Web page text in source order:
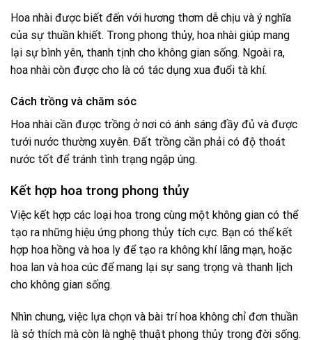
Hoa nhài được biết đến với hương thơm dễ chịu và ý nghĩa
của sự thuần khiết. Trong phong thủy, hoa nhài giúp mang
lại sự bình yên, thanh tịnh cho không gian sống. Ngoài ra,
hoa nhài còn được cho là có tác dụng xua đuổi tà khí.
Cách trồng và chăm sóc
Hoa nhài cần được trồng ở nơi có ánh sáng đầy đủ và được
tưới nước thường xuyên. Đất trồng cần phải có độ thoát
nước tốt để tránh tình trạng ngập úng.
Kết hợp hoa trong phong thủy
Việc kết hợp các loại hoa trong cùng một không gian có thể
tạo ra những hiệu ứng phong thủy tích cực. Bạn có thể kết
hợp hoa hồng và hoa ly để tạo ra không khí lãng mạn, hoặc
hoa lan và hoa cúc để mang lại sự sang trọng và thanh lịch
cho không gian sống.
Nhìn chung, việc lựa chọn và bài trí hoa không chỉ đơn thuần
là sở thích mà còn là nghệ thuật phong thủy trong đời sống.